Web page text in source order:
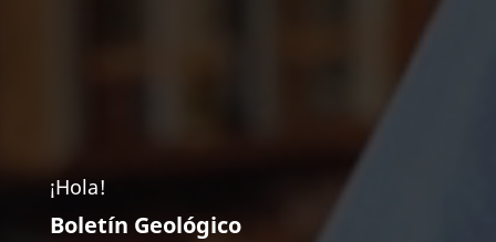
¡Hola!
Boletín Geológico